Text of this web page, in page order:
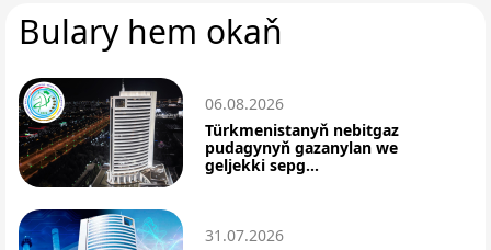
Bulary hem okaň
06.08.2026
Türkmenistanyň nebitgaz
pudagynyň gazanylan we
geljekki sepg...
31.07.2026